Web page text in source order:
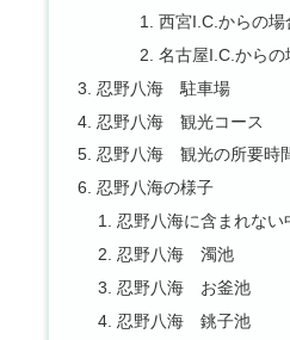
西宮I.C.からの場
名古屋I.C.からの
忍野八海 駐車場
忍野八海 観光コース
忍野八海 観光の所要時
忍野八海の様子
忍野八海に含まれない
忍野八海 濁池
忍野八海 お釜池
忍野八海 銚子池